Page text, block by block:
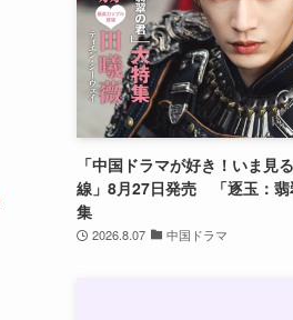
「中国ドラマが好き！いま見
線」8月27日発売 「逐玉：翡
集
2026.8.07 中国ドラマ